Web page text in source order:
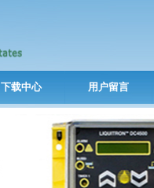
下载中心 用户留言